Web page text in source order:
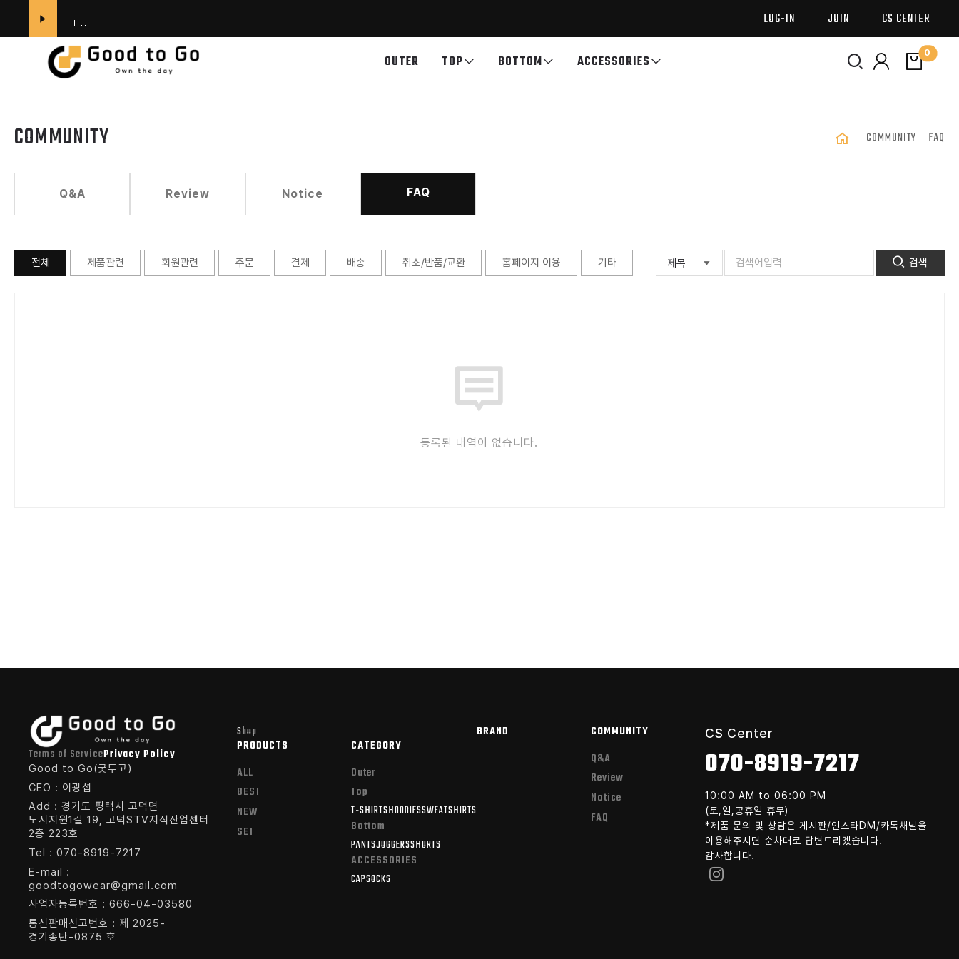
LOG-IN JOIN CS CENTER
OUTER TOP BOTTOM ACCESSORIES 0
COMMUNITY COMMUNITY FAQ
Q&A Review Notice FAQ
전체 제품관련 회원관련 주문 결제 배송 취소/반품/교환 홈페이지 이용 기타 검색
등록된 내역이 없습니다.
Terms of ServicePrivacy Policy
Good to Go(굿투고)
CEO : 이광섭
Add : 경기도 평택시 고덕면
도시지원1길 19, 고덕STV지식산업센터
2층 223호
Tel : 070-8919-7217
E-mail :
goodtogowear@gmail.com
사업자등록번호 : 666-04-03580
통신판매신고번호 : 제 2025-
경기송탄-0875 호
Shop
PRODUCTS
ALL
BEST
NEW
SET
CATEGORY
Outer
Top
T-SHIRTSHOODIESSWEATSHIRTS
Bottom
PANTSJOGGERSSHORTS
ACCESSORIES
CAPSOCKS
BRAND COMMUNITY
Q&A
Review
Notice
FAQ
CS Center
070-8919-7217
10:00 AM to 06:00 PM
(토,일,공휴일 휴무)
*제품 문의 및 상담은 게시판/인스타DM/카톡채널을
이용해주시면 순차대로 답변드리겠습니다.
감사합니다.
Bottom
ACCESSORIES